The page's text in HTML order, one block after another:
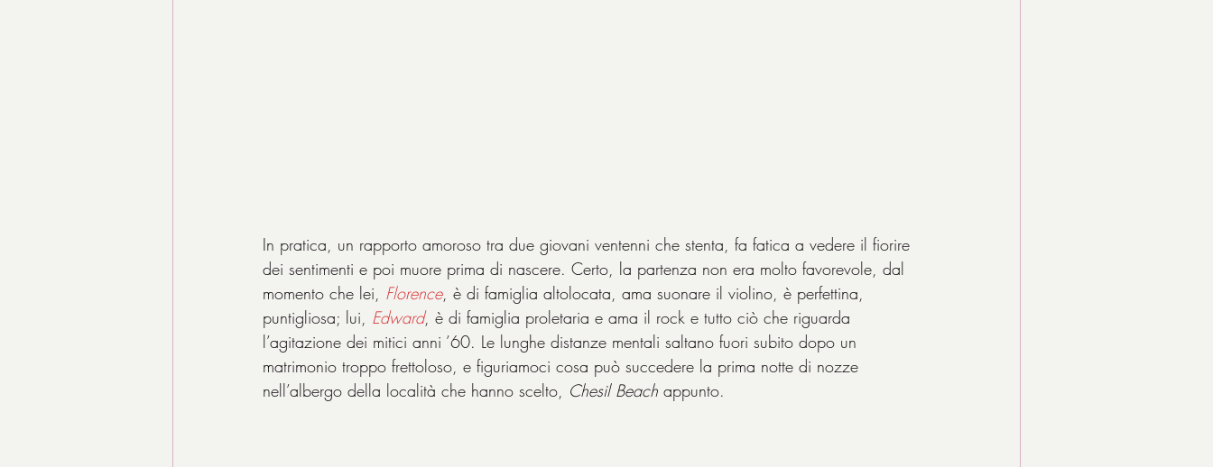
In pratica, un rapporto amoroso tra due giovani ventenni che stenta, fa fatica a vedere il fiorire
dei sentimenti e poi muore prima di nascere. Certo, la partenza non era molto favorevole, dal
momento che lei, Florence, è di famiglia altolocata, ama suonare il violino, è perfettina,
puntigliosa; lui, Edward, è di famiglia proletaria e ama il rock e tutto ciò che riguarda
l’agitazione dei mitici anni ’60. Le lunghe distanze mentali saltano fuori subito dopo un
matrimonio troppo frettoloso, e figuriamoci cosa può succedere la prima notte di nozze
nell’albergo della località che hanno scelto, Chesil Beach appunto.